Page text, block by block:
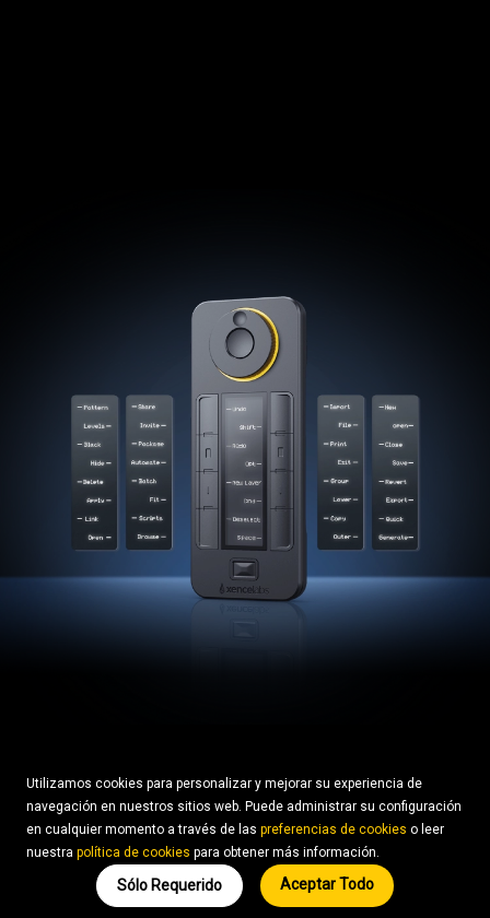
Utilizamos cookies para personalizar y mejorar su experiencia de
navegación en nuestros sitios web. Puede administrar su configuración
en cualquier momento a través de las preferencias de cookies o leer
nuestra política de cookies para obtener más información.
Sólo Requerido Aceptar Todo